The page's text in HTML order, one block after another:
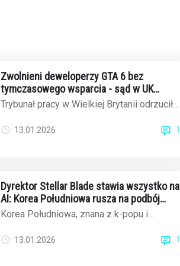
Zwolnieni deweloperzy GTA 6 bez
tymczasowego wsparcia - sąd w UK
odrzuca wniosek Rockstar
Trybunał pracy w Wielkiej Brytanii odrzucił
31 zwolnionych ...
13.01.2026 1
Dyrektor Stellar Blade stawia wszystko na
AI: Korea Południowa rusza na podbój
globalnego rynku gier
Korea Południowa, znana z k-popu i
dominację w świecie gier wi...
13.01.2026 1